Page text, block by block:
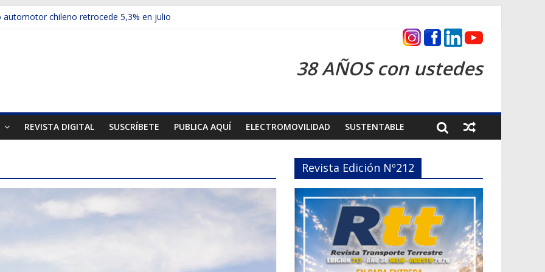
automotor chileno retrocede 5,3% en julio
presentó la recién estrenada Bolden en la Expo Compras Públicas 2026
mercado internacional en lanzar la nueva Maxus T70
38 AÑOS con ustedes
REVISTA DIGITAL SUSCRÍBETE PUBLICA AQUÍ ELECTROMOVILIDAD SUSTENTABLE
Revista Edición Nº212